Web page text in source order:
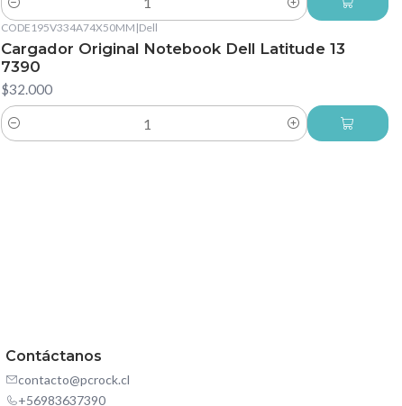
Cantidad
CODE195V334A74X50MM |Dell
Cargador Original Notebook Dell Latitude 13
7390
$32.000
Cantidad
Contáctanos
contacto@pcrock.cl
+56983637390